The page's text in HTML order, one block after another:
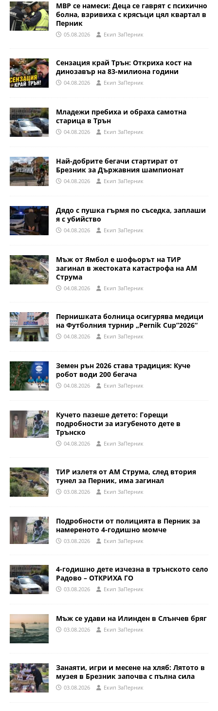
МВР се намеси: Деца се гаврят с психично
болна, взривиха с крясъци цял квартал в
Перник
05.08.2026 Eкип ЗаПерник
Сензация край Трън: Откриха кост на
динозавър на 83-милиона години
04.08.2026 Eкип ЗаПерник
Младежи пребиха и обраха самотна
старица в Трън
04.08.2026 Eкип ЗаПерник
Най-добрите бегачи стартират от
Брезник за Държавния шампионат
04.08.2026 Eкип ЗаПерник
Дядо с пушка гърмя по съседка, заплаши
я с убийство
04.08.2026 Eкип ЗаПерник
Мъж от Ямбол е шофьорът на ТИР
загинал в жестоката катастрофа на АМ
Струма
04.08.2026 Eкип ЗаПерник
Пернишката болница осигурява медици
на Футболния турнир „Pernik Cup”2026“
04.08.2026 Eкип ЗаПерник
Земен рън 2026 става традиция: Куче
робот води 200 бегача
04.08.2026 Eкип ЗаПерник
Кучето пазеше детето: Горещи
подробности за изгубеното дете в
Трънско
04.08.2026 Eкип ЗаПерник
ТИР излетя от АМ Струма, след втория
тунел за Перник, има загинал
03.08.2026 Eкип ЗаПерник
Подробности от полицията в Перник за
намереното 4-годишно момче
03.08.2026 Eкип ЗаПерник
4-годишно дете изчезна в трънското село
Радово – ОТКРИХА ГО
03.08.2026 Eкип ЗаПерник
Мъж се удави на Илинден в Слънчев бряг
03.08.2026 Eкип ЗаПерник
Занаяти, игри и месене на хляб: Лятото в
музея в Брезник започва с пълна сила
03.08.2026 Eкип ЗаПерник